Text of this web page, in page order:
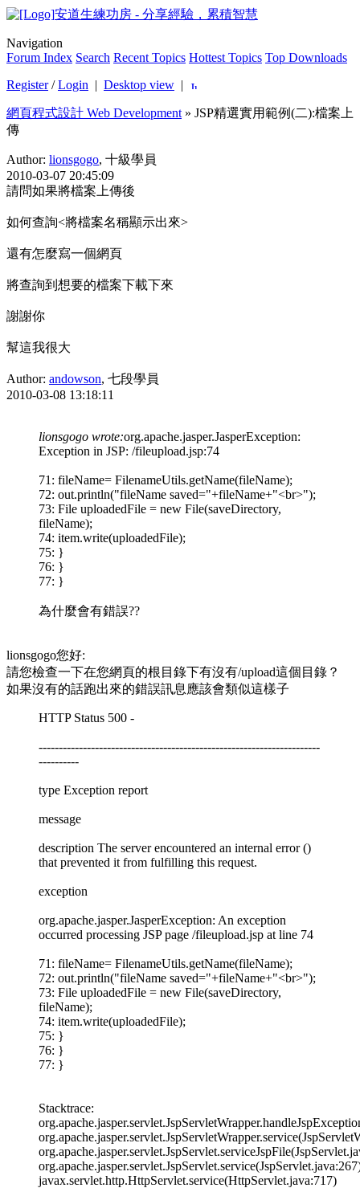
安道生練功房 - 分享經驗，累積智慧
Navigation
Forum Index Search Recent Topics Hottest Topics Top Downloads
Register/Login | Desktop view |
網頁程式設計 Web Development » JSP精選實用範例(二):檔案上
傳
Author: lionsgogo, 十級學員
2010-03-07 20:45:09
請問如果將檔案上傳後
如何查詢<將檔案名稱顯示出來>
還有怎麼寫一個網頁
將查詢到想要的檔案下載下來
謝謝你
幫這我很大
Author: andowson, 七段學員
2010-03-08 13:18:11
lionsgogo wrote:org.apache.jasper.JasperException:
Exception in JSP: /fileupload.jsp:74
71: fileName= FilenameUtils.getName(fileName);
72: out.println("fileName saved="+fileName+"<br>");
73: File uploadedFile = new File(saveDirectory,
fileName);
74: item.write(uploadedFile);
75: }
76: }
77: }
為什麼會有錯誤??
lionsgogo您好:
請您檢查一下在您網頁的根目錄下有沒有/upload這個目錄？
如果沒有的話跑出來的錯誤訊息應該會類似這樣子
HTTP Status 500 -
----------------------------------------------------------------------
----------
type Exception report
message
description The server encountered an internal error ()
that prevented it from fulfilling this request.
exception
org.apache.jasper.JasperException: An exception
occurred processing JSP page /fileupload.jsp at line 74
71: fileName= FilenameUtils.getName(fileName);
72: out.println("fileName saved="+fileName+"<br>");
73: File uploadedFile = new File(saveDirectory,
fileName);
74: item.write(uploadedFile);
75: }
76: }
77: }
Stacktrace:
javax.servlet.http.HttpServlet.service(HttpServlet.java:717)